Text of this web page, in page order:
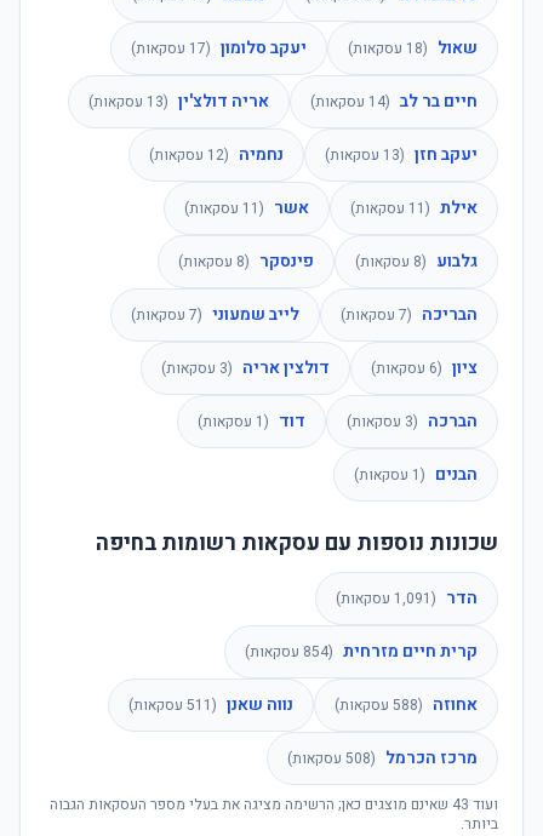
שאול (
18 עסקאות) יעקב סלומון (
17 עסקאות)
חיים בר לב (
14 עסקאות) אריה דולצ'ין (
13 עסקאות)
יעקב חזן (
13 עסקאות) נחמיה (
12 עסקאות)
אילת (
11 עסקאות) אשר (
11 עסקאות)
גלבוע (
8 עסקאות) פינסקר (
8 עסקאות)
הבריכה (
7 עסקאות) לייב שמעוני (
7 עסקאות)
ציון (
6 עסקאות) דולצין אריה (
3 עסקאות)
הברכה (
3 עסקאות) דוד (
1 עסקאות)
הבנים (
1 עסקאות)
שכונות נוספות עם עסקאות רשומות בחיפה
הדר (
1,091 עסקאות)
קרית חיים מזרחית (
854 עסקאות)
אחוזה (
588 עסקאות) נווה שאנן (
511 עסקאות)
מרכז הכרמל (
508 עסקאות)
ועוד 43 שאינם מוצגים כאן; הרשימה מציגה את בעלי מספר העסקאות הגבוה
ביותר.